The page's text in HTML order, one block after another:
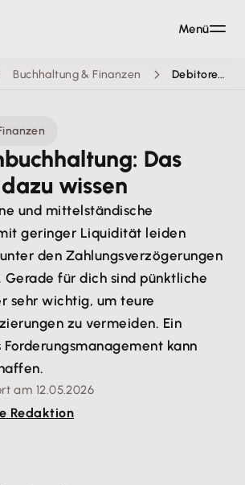
Buchhaltung & Finanzen Debitorenbuchhaltung: Das musst du dazu wissen
Das
wissen
und mittelständische
geringer Liquidität leiden
den Zahlungsverzögerungen
Gerade für dich sind pünktliche
sehr wichtig, um teure
zu vermeiden. Ein
kann
am 12.05.2026
Redaktion
Menü